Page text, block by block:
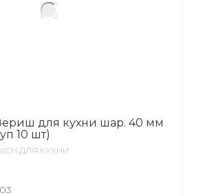
для кухни шар. 40 мм
10 шт)
ДЛЯ КУХНИ